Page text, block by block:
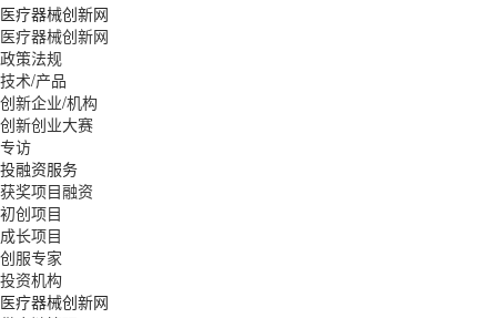
医疗器械创新网
医疗器械创新网
政策法规
技术/产品
创新企业/机构
创新创业大赛
专访
投融资服务
获奖项目融资
初创项目
成长项目
创服专家
投资机构
医疗器械创新网